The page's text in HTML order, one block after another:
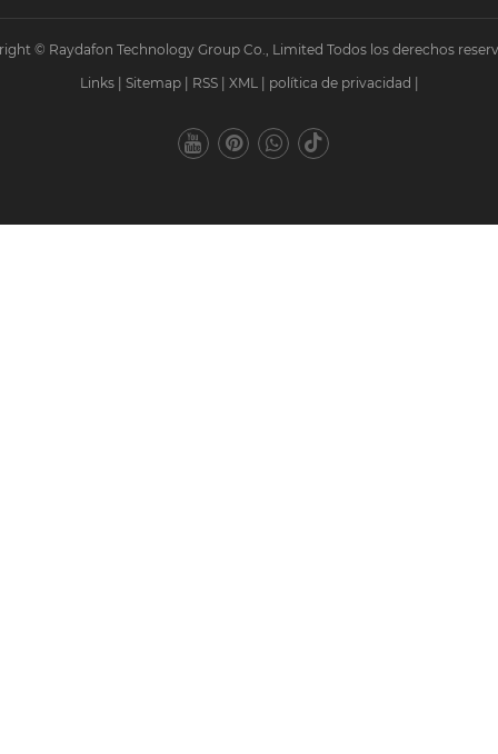
© Raydafon Technology Group Co., Limited Todos los derechos
Links
Sitemap RSS XML política de privacidad